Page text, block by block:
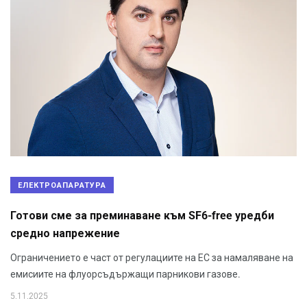
ЕЛЕКТРОАПАРАТУРА
Готови сме за преминаване към SF6-free уредби
средно напрежение
Ограничението е част от регулациите на ЕС за намаляване на
емисиите на флуорсъдържащи парникови газове.
5.11.2025